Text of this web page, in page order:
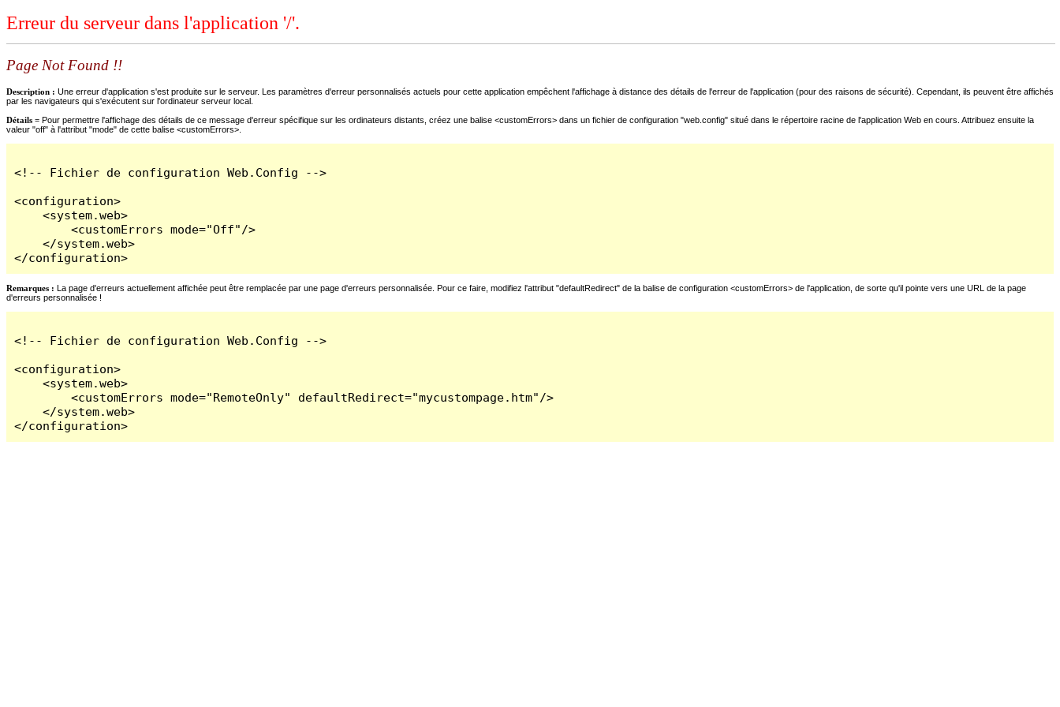
Erreur du serveur dans l'application '/'.
Page Not Found !!
Description : Une erreur d'application s'est produite sur le serveur. Les paramètres d'erreur personnalisés actuels pour cette application empêchent l'affichage à distance des détails de l'erreur de l'application (pour des raisons de sécurité). Cependant, ils peuvent être affichés
par les navigateurs qui s'exécutent sur l'ordinateur serveur local.
Détails = Pour permettre l'affichage des détails de ce message d'erreur spécifique sur les ordinateurs distants, créez une balise <customErrors> dans un fichier de configuration "web.config" situé dans le répertoire racine de l'application Web en cours. Attribuez ensuite la
valeur "off" à l'attribut "mode" de cette balise <customErrors>.
<!-- Fichier de configuration Web.Config -->
<configuration>
    <system.web>
        <customErrors mode="Off"/>
    </system.web>
</configuration>
Remarques : La page d'erreurs actuellement affichée peut être remplacée par une page d'erreurs personnalisée. Pour ce faire, modifiez l'attribut "defaultRedirect" de la balise de configuration <customErrors> de l'application, de sorte qu'il pointe vers une URL de la page
d'erreurs personnalisée !
<!-- Fichier de configuration Web.Config -->
<configuration>
    <system.web>
        <customErrors mode="RemoteOnly" defaultRedirect="mycustompage.htm"/>
    </system.web>
</configuration>